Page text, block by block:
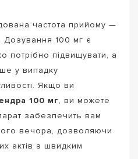
частота прийому —
100 мг є
потрібно підвищувати, а
у випадку
Якщо ви
100 мг, ви можете
забезпечить вам
вечора, дозволяючи
актів з швидким